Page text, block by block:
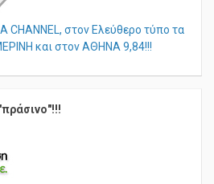
CHANNEL, στον Ελεύθερο τύπο τα
και στον ΑΘΗΝΑ 9,84!!!